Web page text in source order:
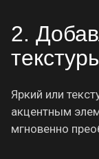
2.
Яркий или
акцентным
мгновенно